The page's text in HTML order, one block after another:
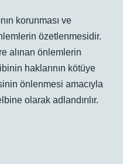
korunması ve
özetlenmesidir.
alınan önlemlerin
haklarının kötüye
önlenmesi amacıyla
olarak adlandırılır.